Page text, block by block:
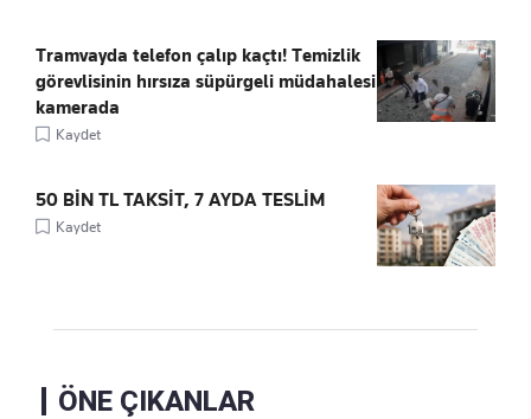
Tramvayda telefon çalıp kaçtı! Temizlik
görevlisinin hırsıza süpürgeli müdahalesi
kamerada
Kaydet
50 BİN TL TAKSİT, 7 AYDA TESLİM
Kaydet
ÖNE ÇIKANLAR